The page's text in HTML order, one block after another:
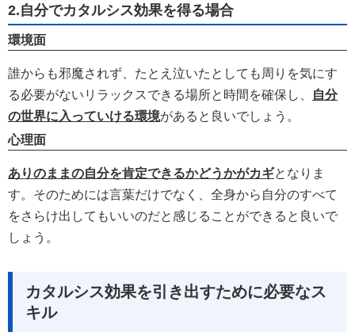
2.自分でカタルシス効果を得る場合
環境面
誰からも邪魔されず、たとえ泣いたとしても周りを気にす
る必要がないリラックスできる場所と時間を確保し、
自分
の世界に入っていける環境があると良いでしょう。
心理面
ありのままの自分を肯定できるかどうかがカギとなりま
す。そのためには言葉だけでなく、全身から自分のすべて
をさらけ出してもいいのだと感じることができると良いで
しょう。
カタルシス効果を引き出すために必要なス
キル